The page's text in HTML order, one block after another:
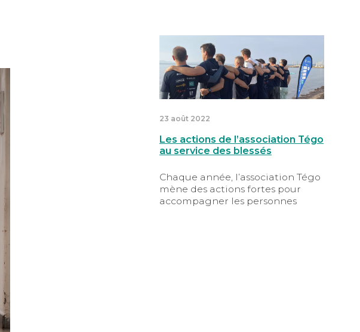
23 août 2022
Les actions de l’association Tégo
au service des blessés
Chaque année, l’association Tégo
mène des actions fortes pour
accompagner les personnes